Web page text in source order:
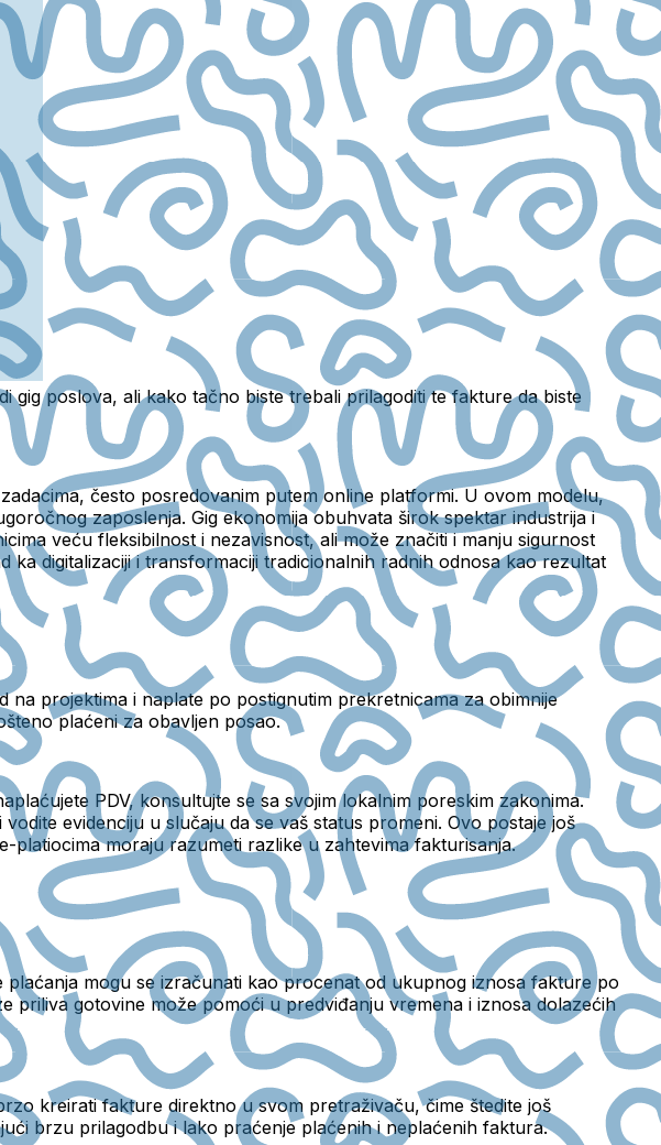
poslova, ali kako tačno biste trebali prilagoditi te fakture da biste
često posredovanim putem online platformi. U ovom modelu,
zaposlenja. Gig ekonomija obuhvata širok spektar industrija i
veću fleksibilnost i nezavisnost, ali može značiti i manju sigurnost
digitalizaciji i transformaciji tradicionalnih radnih odnosa kao rezultat
projektima i naplate po postignutim prekretnicama za obimnije
plaćeni za obavljen posao.
PDV, konsultujte se sa svojim lokalnim poreskim zakonima.
evidenciju u slučaju da se vaš status promeni. Ovo postaje još
platiocima moraju razumeti razlike u zahtevima fakturisanja.
mogu se izračunati kao procenat od ukupnog iznosa fakture po
priliva gotovine može pomoći u predviđanju vremena i iznosa dolazećih
kreirati fakture direktno u svom pretraživaču, čime štedite još
brzu prilagodbu i lako praćenje plaćenih i neplaćenih faktura.